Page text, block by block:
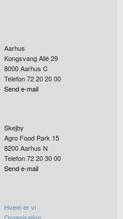
Aarhus
Kongsvang Allé 29
8000Aarhus C
Telefon 72 20 20 00
Send e-mail
Skejby
Agro Food Park 15
8200Aarhus N
Telefon 72 20 30 00
Send e-mail
Hvem er vi